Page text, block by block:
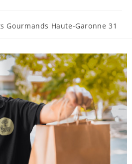
Gourmands Haute-Garonne 31